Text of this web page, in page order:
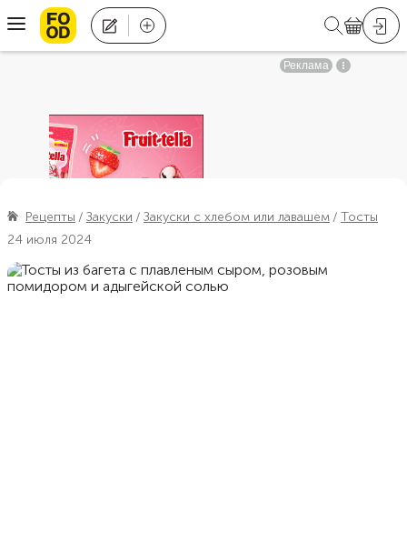
Рецепты Закуски Закуски с хлебом или лавашем
Тосты
24 июля 2024